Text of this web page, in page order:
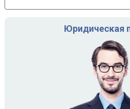
Юридическая